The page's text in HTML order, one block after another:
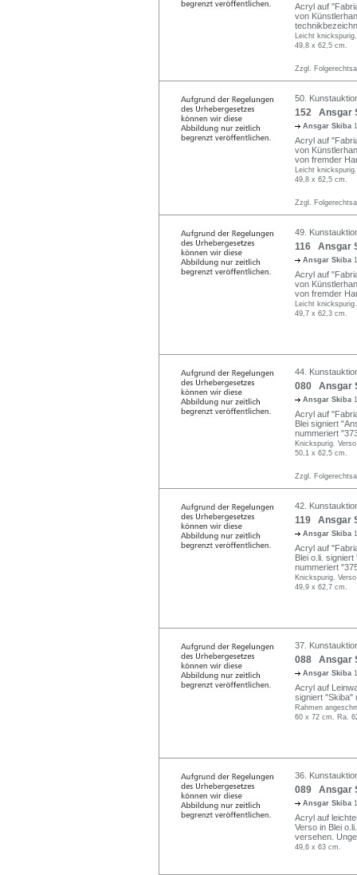
Acryl auf
von
Leicht
49,8 x 62,5 cm.
Zzgl.
50.
152 Ansgar
Ansgar Skiba
Acryl auf
von
von fremder
Leicht
49,8 x 62,5 cm.
Zzgl.
49.
116 Ansgar
Ansgar Skiba
Acryl auf
von
von fremder
Leicht
49,7 x 62,3 cm.
44.
080 Ansgar
Ansgar Skiba
Acryl auf
Blei signiert
nummeriert
Knickspurig.
50,1 x 62,5 cm.
Zzgl.
42.
119 Ansgar
Ansgar Skiba
Acryl auf
Blei o.li.
nummeriert
Knickspurig.
49,9 x 62,7 cm.
37.
088 Ansgar
Ansgar Skiba
Acryl auf
signiert "Skiba"
Rahmen
60 x 72 cm, Ra.
36.
089 Ansgar
Ansgar Skiba
Acryl auf
Verso in Blei
versehen.
49,6 x 63 cm.